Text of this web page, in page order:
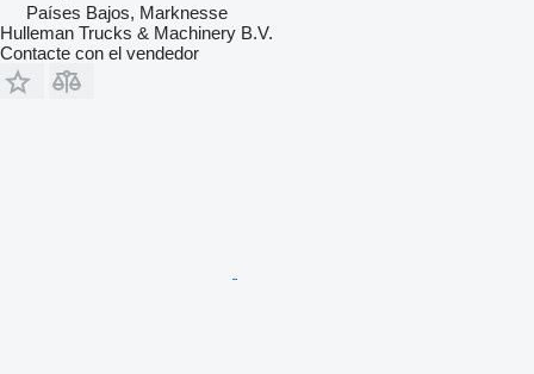
Países Bajos, Marknesse
Hulleman Trucks & Machinery B.V.
Contacte con el vendedor